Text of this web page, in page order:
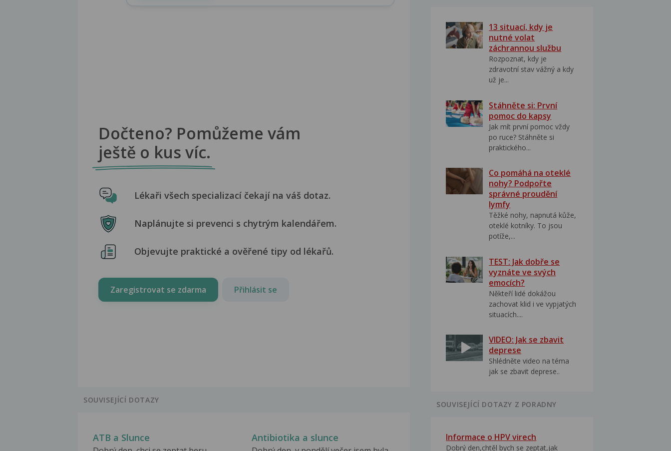
Dočteno? Pomůžeme vám
ještě o kus víc.
Lékaři všech specializací čekají na váš dotaz.
Naplánujte si prevenci s chytrým kalendářem.
Objevujte praktické a ověřené tipy od lékařů.
Zaregistrovat se zdarma Přihlásit se
SOUVISEJÍCÍ DOTAZY
ATB a Slunce Antibiotika a slunce
13 situací, kdy je
nutné volat
záchrannou službu
Rozpoznat, kdy je
zdravotní stav vážný a kdy
už je...
Stáhněte si: První
pomoc do kapsy
Jak mít první pomoc vždy
po ruce? Stáhněte si
praktického...
Co pomáhá na oteklé
nohy? Podpořte
správné proudění
lymfy
Těžké nohy, napnutá kůže,
oteklé kotníky. To jsou
potíže,...
TEST: Jak dobře se
vyznáte ve svých
emocích?
Někteří lidé dokážou
zachovat klid i ve vypjatých
situacích....
VIDEO: Jak se zbavit
deprese
Shlédněte video na téma
jak se zbavit deprese..
SOUVISEJÍCÍ DOTAZY Z PORADNY
Informace o HPV virech
Dobrý den,chtěl bych se zeptat,jak